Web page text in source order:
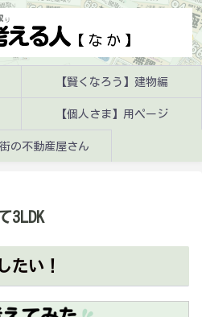
【賢くなろう】建物編
【個人さま】用ページ
の不動産屋さん
3LDK
たい！